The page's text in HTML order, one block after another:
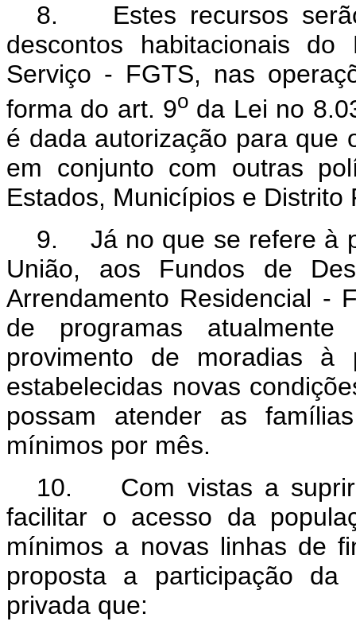
8. Estes recursos
descontos habitacionais
Serviço - FGTS, nas
forma do art. 9o da Lei no
é dada autorização para que
em conjunto com outras
Estados, Municípios e
9. Já no que se refere à
União, aos Fundos de
Arrendamento Residencial -
de programas
provimento de moradias à
estabelecidas novas
possam atender as
mínimos por mês.
10. Com vistas a suprir
facilitar o acesso da
mínimos a novas linhas de
proposta a participação
privada que: